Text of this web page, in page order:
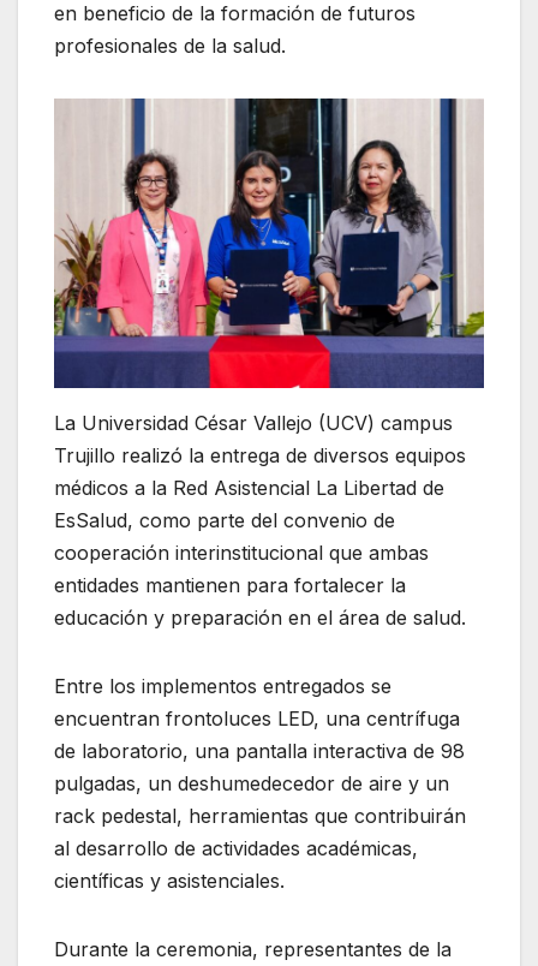
en beneficio de la formación de futuros
profesionales de la salud.
La Universidad César Vallejo (UCV) campus
Trujillo realizó la entrega de diversos equipos
médicos a la Red Asistencial La Libertad de
EsSalud, como parte del convenio de
cooperación interinstitucional que ambas
entidades mantienen para fortalecer la
educación y preparación en el área de salud.
Entre los implementos entregados se
encuentran frontoluces LED, una centrífuga
de laboratorio, una pantalla interactiva de 98
pulgadas, un deshumedecedor de aire y un
rack pedestal, herramientas que contribuirán
al desarrollo de actividades académicas,
científicas y asistenciales.
Durante la ceremonia, representantes de la